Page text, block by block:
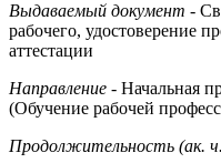
Выдаваемый документ -
рабочего, удостоверение
аттестации
Направление - Начальная
(Обучение рабочей
Продолжительность (ак.